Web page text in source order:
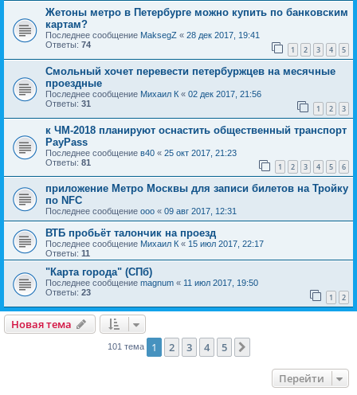
Жетоны метро в Петербурге можно купить по банковским
картам?
Последнее сообщение MaksegZ « 28 дек 2017, 19:41
Ответы: 74 1 2 3 4 5
Смольный хочет перевести петербуржцев на месячные
проездные
Последнее сообщение Михаил К « 02 дек 2017, 21:56
Ответы: 31 1 2 3
к ЧМ-2018 планируют оснастить общественный транспорт
PayPass
Последнее сообщение в40 « 25 окт 2017, 21:23
Ответы: 81 1 2 3 4 5 6
приложение Метро Москвы для записи билетов на Тройку
по NFC
Последнее сообщение ooo « 09 авг 2017, 12:31
ВТБ пробьёт талончик на проезд
Последнее сообщение Михаил К « 15 июл 2017, 22:17
Ответы: 11
"Карта города" (СПб)
Последнее сообщение magnum « 11 июл 2017, 19:50
Ответы: 23 1 2
Новая тема
101 тема 1 2 3 4 5
Перейти